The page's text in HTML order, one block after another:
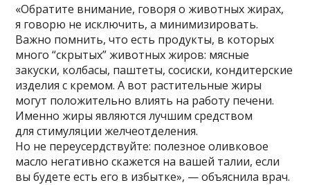
«Обратите внимание, говоря о животных жирах,
я говорю не исключить, а минимизировать.
Важно помнить, что есть продукты, в которых
много “скрытых” животных жиров: мясные
закуски, колбасы, паштеты, сосиски, кондитерские
изделия с кремом. А вот растительные жиры
могут положительно влиять на работу печени.
Именно жиры являются лучшим средством
для стимуляции желчеотделения.
Но не переусердствуйте: полезное оливковое
масло негативно скажется на вашей талии, если
вы будете есть его в избытке», — объяснила врач.